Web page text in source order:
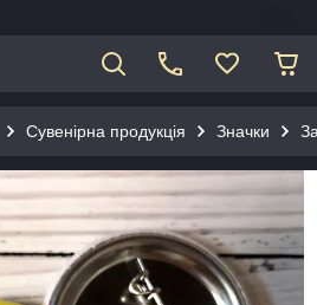
Сувенірна продукція Значки